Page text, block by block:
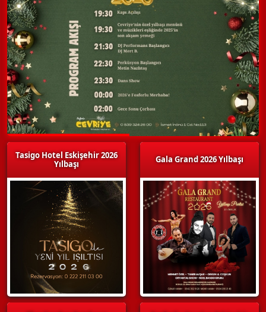
Tasigo Hotel Eskişehir 2026
Yılbaşı
Gala Grand 2026 Yılbaşı